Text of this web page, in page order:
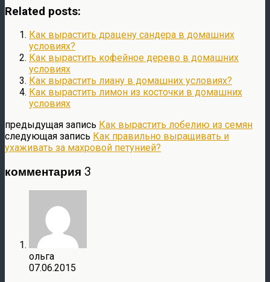
Related posts:
Как вырастить драцену сандера в домашних
условиях?
Как вырастить кофейное дерево в домашних
условиях
Как вырастить лиану в домашних условиях?
Как вырастить лимон из косточки в домашних
условиях
предыдущая запись Как вырастить лобелию из семян
следующая запись Как правильно выращивать и
ухаживать за махровой петунией?
комментария 3
ольга
07.06.2015